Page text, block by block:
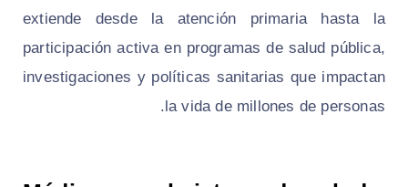
extiende desde la atención primaria hasta la
participación activa en programas de salud pública,
investigaciones y políticas sanitarias que impactan
la vida de millones de personas.